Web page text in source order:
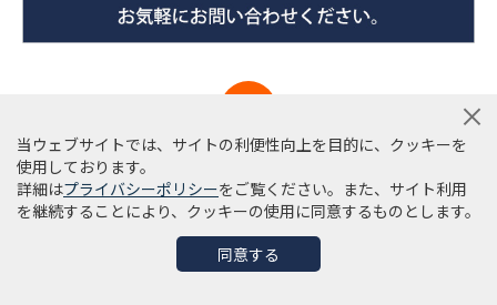
CONTACT US
当ウェブサイトでは、サイトの利便性向上を目的に、クッキーを
使用しております。
詳細はプライバシーポリシーをご覧ください。また、サイト利用
を継続することにより、クッキーの使用に同意するものとします。
同意する